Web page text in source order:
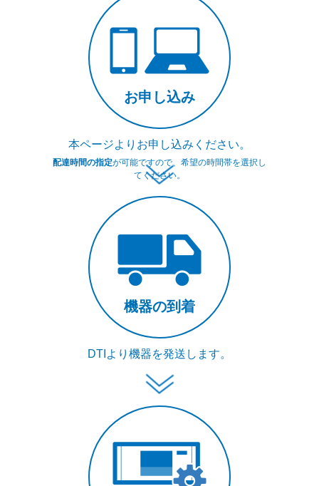
お申し込み
本ページよりお申し込みください。
配達時間の指定が可能ですので、希望の時間帯を選択し
てください。
機器の到着
DTIより機器を発送します。